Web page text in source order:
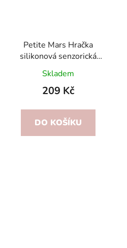
Petite Mars Hračka
silikonová senzorická
Crazy rocket Frosted
Sky 10m+
Skladem
209 Kč
DO KOŠÍKU